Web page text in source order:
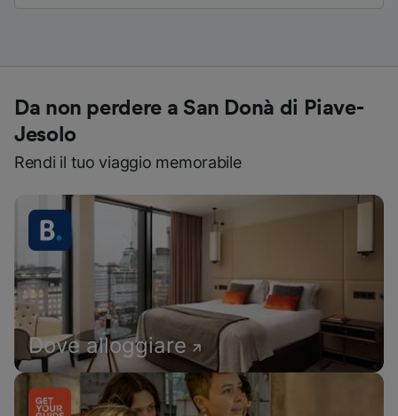
Da non perdere a San Donà di Piave-
Jesolo
Rendi il tuo viaggio memorabile
Dove alloggiare